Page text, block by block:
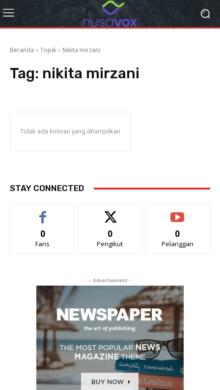
Beranda Topik Nikita mirzani
Tag: nikita mirzani
Tidak ada kiriman yang ditampilkan
STAY CONNECTED
0
Fans
0
Pengikut
0
Pelanggan
- Advertisement -